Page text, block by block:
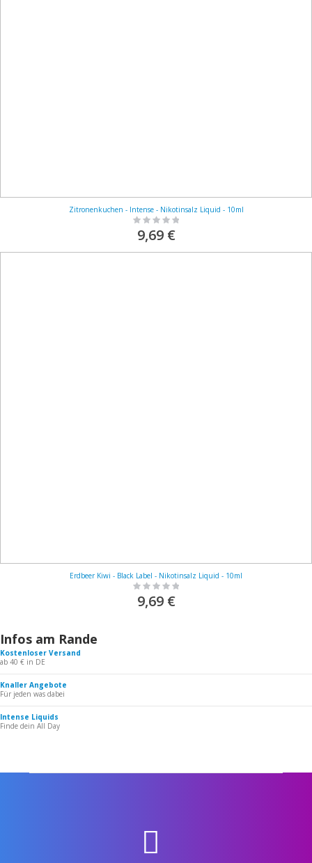
Zitronenkuchen - Intense - Nikotinsalz Liquid - 10ml
Rating:
0%
9,69 €
Erdbeer Kiwi - Black Label - Nikotinsalz Liquid - 10ml
Rating:
0%
9,69 €
Infos am Rande
Kostenloser Versand
ab 40 € in DE
Knaller Angebote
Für jeden was dabei
Intense Liquids
Finde dein All Day